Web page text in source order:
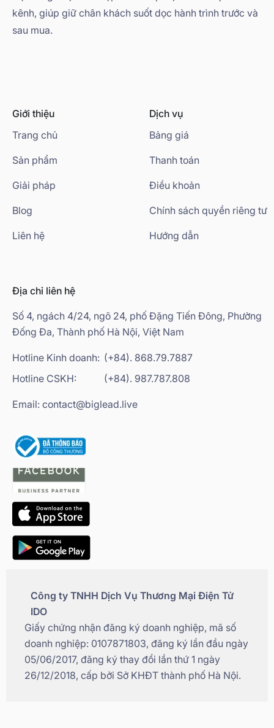
kênh, giúp giữ chân khách suốt dọc hành trình trước và
sau mua.
Giới thiệu
Trang chủ
Sản phẩm
Giải pháp
Blog
Liên hệ
Dịch vụ
Bảng giá
Thanh toán
Điều khoản
Chính sách quyền riêng tư
Hướng dẫn
Địa chỉ liên hệ
Số 4, ngách 4/24, ngõ 24, phố Đặng Tiến Đông, Phường
Đống Đa, Thành phố Hà Nội, Việt Nam
Hotline Kinh doanh: (+84). 868.79.7887
Hotline CSKH:
(+84). 987.787.808
Email: contact@biglead.live
Công ty TNHH Dịch Vụ Thương Mại Điện Tử
IDO
Giấy chứng nhận đăng ký doanh nghiệp, mã số
doanh nghiệp: 0107871803, đăng ký lần đầu ngày
05/06/2017, đăng ký thay đổi lần thứ 1 ngày
26/12/2018, cấp bởi Sở KHĐT thành phố Hà Nội.